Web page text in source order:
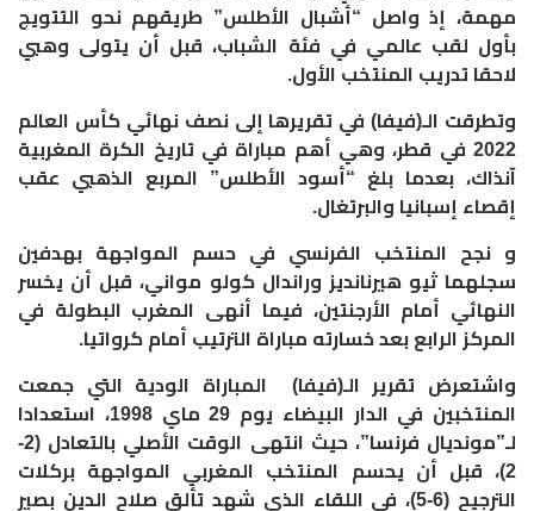
مهمة، إذ واصل “أشبال الأطلس” طريقهم نحو التتويج
بأول لقب عالمي في فئة الشباب، قبل أن يتولى وهبي
لاحقا تدريب المنتخب الأول.
وتطرقت الـ(فيفا) في تقريرها إلى نصف نهائي كأس العالم
2022 في قطر، وهي أهم مباراة في تاريخ الكرة المغربية
آنذاك، بعدما بلغ “أسود الأطلس” المربع الذهبي عقب
إقصاء إسبانيا والبرتغال.
و نجح المنتخب الفرنسي في حسم المواجهة بهدفين
سجلهما ثيو هيرنانديز وراندال كولو مواني، قبل أن يخسر
النهائي أمام الأرجنتين، فيما أنهى المغرب البطولة في
المركز الرابع بعد خسارته مباراة الترتيب أمام كرواتيا.
واشتعرض تقرير الـ(فيفا) المباراة الودية التي جمعت
المنتخبين في الدار البيضاء يوم 29 ماي 1998، استعدادا
لـ”مونديال فرنسا”، حيث انتهى الوقت الأصلي بالتعادل (2-
2)، قبل أن يحسم المنتخب المغربي المواجهة بركلات
الترجيح (6-5)، في اللقاء الذي شهد تألق صلاح الدين بصير